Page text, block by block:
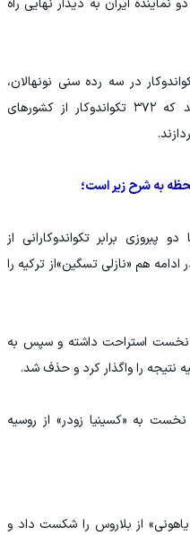
نماینده ایران به دیدار نهایی راه
از مسابقات با حضور ۱۱۲۵ تکواندوکار در سه رده سنی نونهالان،
نوجوانان و بزرگسالان برگزار خواهد شد که ۳۷۲ تکواندوکار از کشورهای
لحظه به شرح زیر است؛
با دو پبروزی برابر تکواندوکارانی از
هم «نازلی تسگین»از ترکیه را
دور نخست استراحت داشته و سپس به
نتیجه را واگذار کرد و حذف شد.
نخست به «کسینیا زودر» از روسیه
«یاهونی» از بلاروس را شکست داد و